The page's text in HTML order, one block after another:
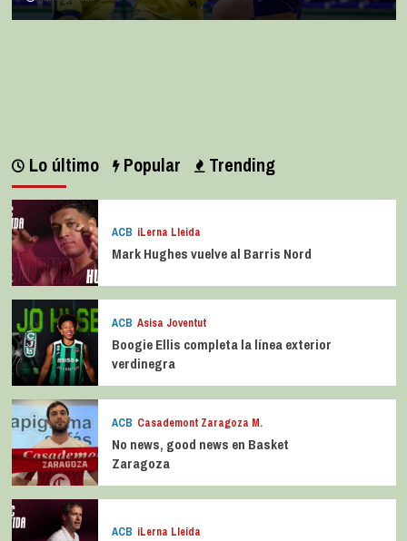
Lo último Popular Trending
ACB iLerna Lleida
Mark Hughes vuelve al Barris Nord
ACB Asisa Joventut
Boogie Ellis completa la línea exterior
verdinegra
ACB Casademont Zaragoza M.
No news, good news en Basket
Zaragoza
ACB iLerna Lleida